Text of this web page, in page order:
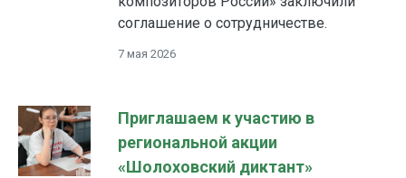
соглашение о сотрудничестве.
7 мая 2026
Приглашаем к участию в
региональной акции
«Шолоховский диктант»